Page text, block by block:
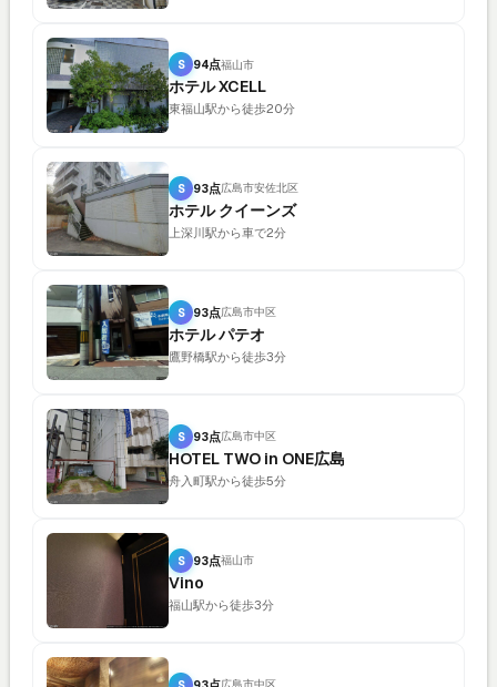
S 94点福山市
ホテル XCELL
東福山駅から徒歩20分
S 93点広島市安佐北区
ホテル クイーンズ
上深川駅から車で2分
S 93点広島市中区
ホテル パテオ
鷹野橋駅から徒歩3分
S 93点広島市中区
HOTEL TWO in ONE広島
舟入町駅から徒歩5分
S 93点福山市
Vino
福山駅から徒歩3分